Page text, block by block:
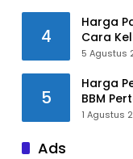
4
Harga
Cara
Belanja
5 Agustus
5
Harga
BBM
1 Agustus
Ads